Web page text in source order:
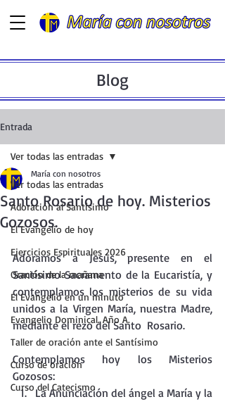
Blog
Entrada
Ver todas las entradas
Adoración al Santísimo
El Evangelio de hoy
Ejercicios Espirituales 2026
Oración de la mañana
El Evangelio en un minuto
Evangelio Dominical. Año A.
Taller de oración ante el Santísimo
Curso de oración
Curso del Catecismo
Ver todas las entradas
Santo Rosario de hoy. Misterios
Gozosos.
María con nosotros
Adoramos a Jesús, presente en el
Santísimo Sacramento de la Eucaristía, y
contemplamos los misterios de su vida
unidos a la Virgen María, nuestra Madre,
mediante el rezo del Santo  Rosario.
Contemplamos hoy los Misterios
Gozosos:
La Anunciación del ángel a María y la